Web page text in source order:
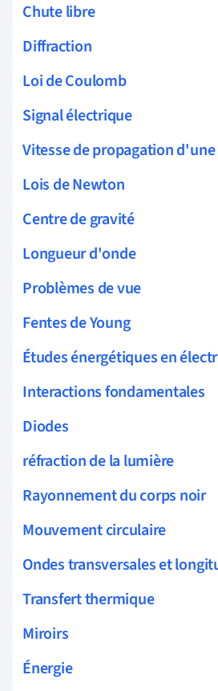
Chute libre
Diffraction
Loi de Coulomb
Signal électrique
Vitesse de propagation
Lois de Newton
Centre de gravité
Longueur d'onde
Problèmes de vue
Fentes de Young
Études énergétiques en
Interactions fondamentales
Diodes
réfraction de la lumière
Rayonnement du corps noir
Mouvement circulaire
Ondes transversales et
Transfert thermique
Miroirs
Énergie